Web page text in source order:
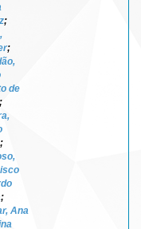
;
;
de
;
;
;
Ana